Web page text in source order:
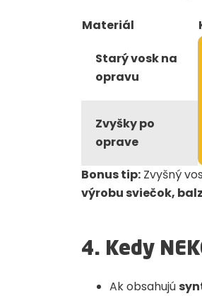
Materiál
Starý vosk na
opravu
Zvyšky po
oprave
Bonus tip: Zvyšný
výrobu sviečok,
4. Kedy
Ak obsahujú